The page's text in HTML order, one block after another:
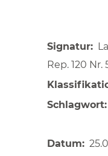
Signatur
Rep. 120 Nr.
Schlagwort
Datum